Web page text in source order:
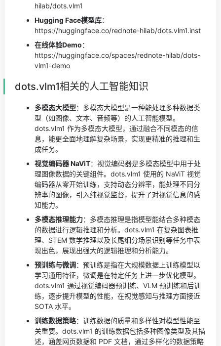
hilab/dots.vlm1
Hugging Face模型库：
https://huggingface.co/rednote-hilab/dots.vlm1.inst
在线体验Demo：
https://huggingface.co/spaces/rednote-hilab/dots-
vlm1-demo
dots.vlm1相关的人工智能知识
多模态大模型：多模态大模型是一种能处理多种数据类
型（如图像、文本、音频等）的人工智能模型。
dots.vlm1 作为多模态大模型，通过融合不同模态的信
息，能更全面地理解复杂场景，实现更精准的推理和生
成任务。
视觉编码器 NaViT：视觉编码器是多模态模型中用于处
理图像数据的关键组件。dots.vlm1 使用的 NaViT 视觉
编码器从零开始训练，支持动态分辨率，能处理不同分
辨率的图像，引入纯视觉监督，提升了对视觉信息的感
知能力。
多模态推理能力：多模态推理是指模型能结合多种模态
的数据进行逻辑推理和分析。dots.vlm1 在复杂图表推
理、STEM 数学推理以及长尾细分场景识别等任务中表
现出色，展现出强大的逻辑推理和分析能力。
预训练与微调：预训练是指在大规模数据上训练模型以
学习通用特征，微调是在特定任务上进一步优化模型。
dots.vlm1 通过视觉编码器预训练、VLM 预训练和后训
练，逐步提升模型的性能，在视觉感知与推理方面接近
SOTA 水平。
训练数据策略：训练数据的质量和多样性对模型性能至
关重要。dots.vlm1 的训练数据包括多种图像类型及其描
述，涵盖网页数据和 PDF 文档，通过多样化的数据策略